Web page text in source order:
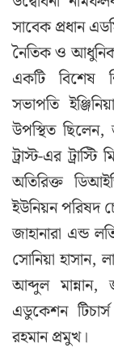
সাবেক প্রধান
নৈতিক ও
একটি বিশেষ
সভাপতি
উপস্থিত ছিলেন,
ট্রাস্ট-এর
অতিরিক্ত
ইউনিয়ন পরিষদ
জাহানারা এন্ড
সোনিয়া হাসান,
আব্দুল মান্নান,
এডুকেশন
রহমান প্রমুখ।